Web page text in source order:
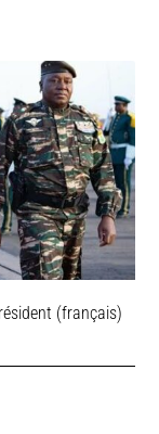
(français)